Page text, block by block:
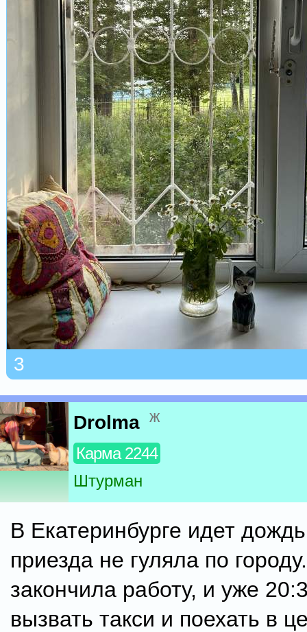
3
Drolma ж
Карма 2244
Штурман
В Екатеринбурге идет
приезда не гуляла по
закончила работу, и уже
вызвать такси и поехать в